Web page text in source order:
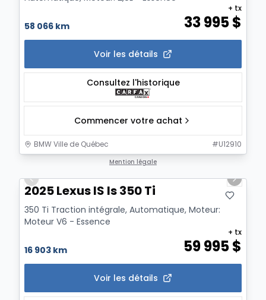
58 066 km 33 995$
+ tx
Voir les détails
Consultez l'historique
Commencer votre achat
BMW Ville de Québec #U12910
Mention légale
Previous slide
Next
2025 Lexus IS Is 350 Ti
350 Ti Traction intégrale, Automatique, Moteur:
Moteur V6 - Essence
16 903 km 59 995$
+ tx
Voir les détails